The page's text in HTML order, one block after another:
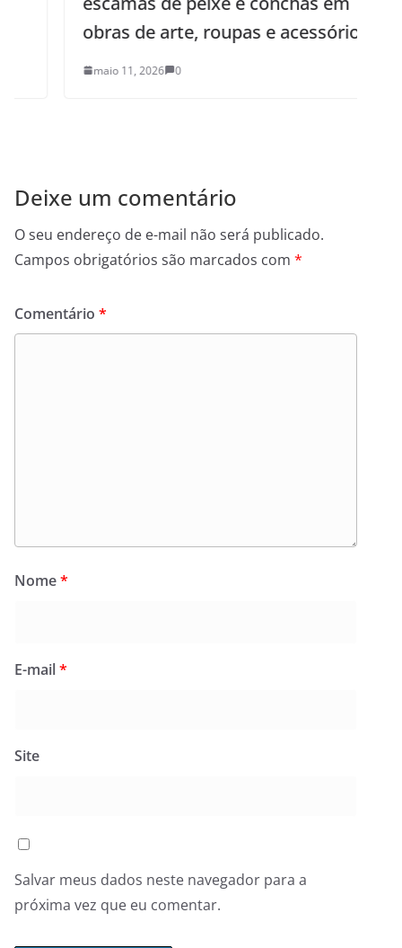
obras de arte, roupas e acessórios
maio 11, 2026 0
Deixe um comentário
O seu endereço de e-mail não será publicado.
Campos obrigatórios são marcados com *
Comentário *
Nome*
E-mail*
Site
Salvar meus dados neste navegador para a
próxima vez que eu comentar.